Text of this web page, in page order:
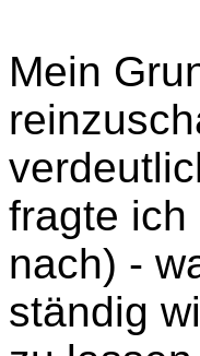
Mein
fragte ich
nach) -
ständig